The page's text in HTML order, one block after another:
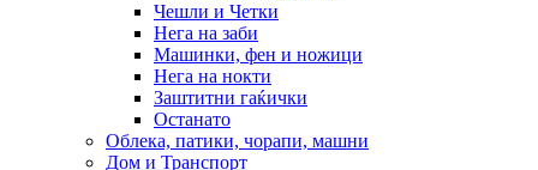
Чешли и Четки
Нега на заби
Машинки, фен и ножици
Нега на нокти
Заштитни гаќички
Останато
Облека, патики, чорапи, машни
Дом и Транспорт